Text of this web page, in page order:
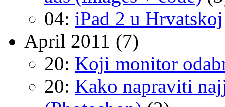
04: iPad 2 u Hrvatskoj
April 2011 (7)
20: Koji monitor
20: Kako napraviti